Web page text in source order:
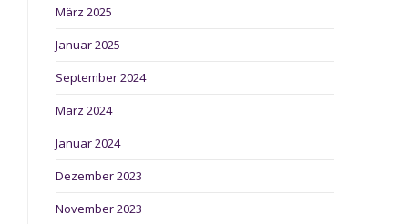
März 2025
Januar 2025
September 2024
März 2024
Januar 2024
Dezember 2023
November 2023